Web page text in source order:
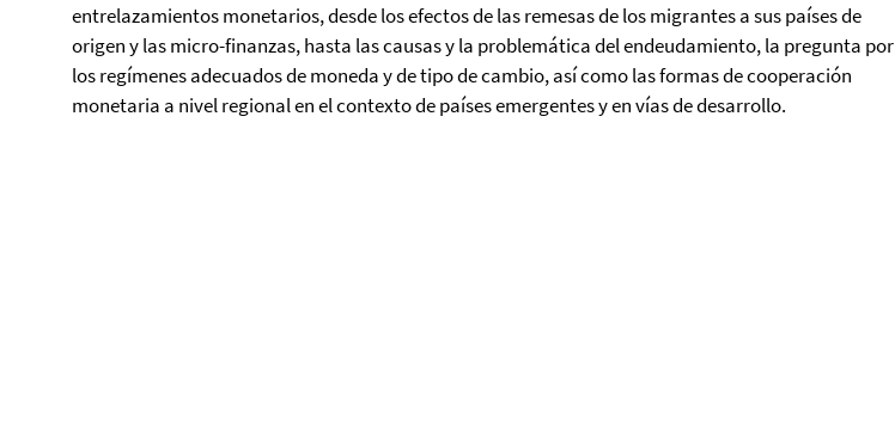
entrelazamientos monetarios, desde los efectos de las remesas de los migrantes a sus países de
origen y las micro-finanzas, hasta las causas y la problemática del endeudamiento, la pregunta por
los regímenes adecuados de moneda y de tipo de cambio, así como las formas de cooperación
monetaria a nivel regional en el contexto de países emergentes y en vías de desarrollo.